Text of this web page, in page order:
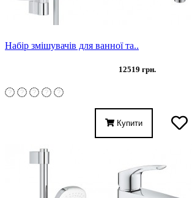
Набір змішувачів для ванної та..
12519 грн.
Купити